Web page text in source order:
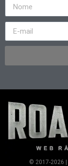
© 2017-2026